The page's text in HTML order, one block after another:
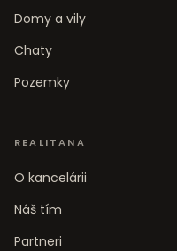
Domy a vily
Chaty
Pozemky
REALITANA
O kancelárii
Náš tím
Partneri